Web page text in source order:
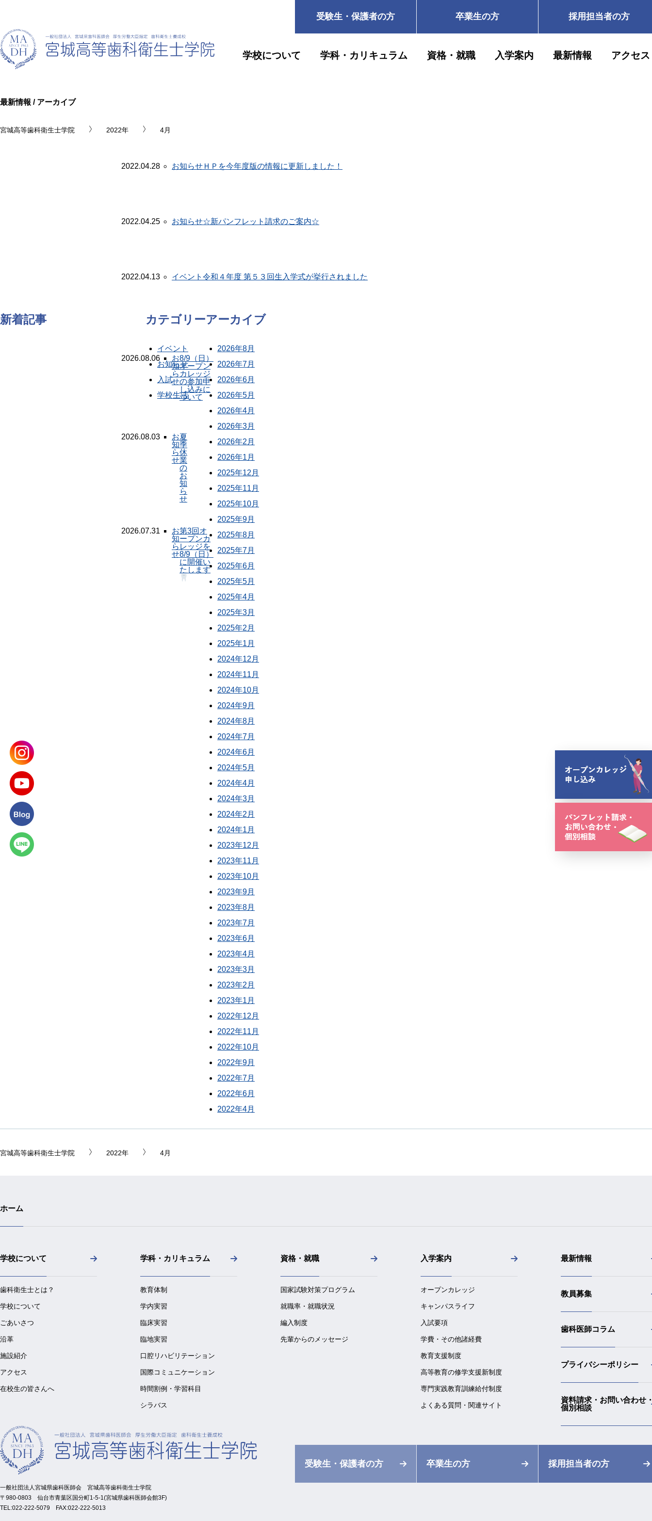
学校について 学科・カリキュラム 資格・就職 入学案内 最新情報 アクセス
受験生・保護者の方 卒業生の方 採用担当者の方
最新情報 / アーカイブ
宮城高等歯科衛生士学院 2022年 4月
2022.04.28 お知らせ ＨＰを今年度版の情報に更新しました！
2022.04.25 お知らせ☆新パンフレット請求のご案内☆
2022.04.13 イベント 令和４年度 第５３回生入学式が挙行されました
新着記事
2026.08.06
お
知
ら
せ
8/9（日）
オープン
カレッジ
の参加申
し込みに
ついて
2026.08.03
お
知
ら
せ
夏
季
休
業
の
お
知
ら
せ
2026.07.31
お
知
ら
せ
第3回オ
ープンカ
レッジを
8/9（日）
に開催い
たします
カテゴリー
イベント
お知らせ
入試
学校生活
アーカイブ
2026年8月
2026年7月
2026年6月
2026年5月
2026年4月
2026年3月
2026年2月
2026年1月
2025年12月
2025年11月
2025年10月
2025年9月
2025年8月
2025年7月
2025年6月
2025年5月
2025年4月
2025年3月
2025年2月
2025年1月
2024年12月
2024年11月
2024年10月
2024年9月
2024年8月
2024年7月
2024年6月
2024年5月
2024年4月
2024年3月
2024年2月
2024年1月
2023年12月
2023年11月
2023年10月
2023年9月
2023年8月
2023年7月
2023年6月
2023年4月
2023年3月
2023年2月
2023年1月
2022年12月
2022年11月
2022年10月
2022年9月
2022年7月
2022年6月
2022年4月
宮城高等歯科衛生士学院 2022年 4月
ホーム
学校について
歯科衛生士とは？
学校について
ごあいさつ
沿革
施設紹介
アクセス
在校生の皆さんへ
学科・カリキュラム
教育体制
学内実習
臨床実習
臨地実習
口腔リハビリテーション
国際コミュニケーション
時間割例・学習科目
シラバス
資格・就職
国家試験対策プログラム
就職率・就職状況
編入制度
先輩からのメッセージ
入学案内
オープンカレッジ
キャンパスライフ
入試要項
学費・その他諸経費
教育支援制度
高等教育の修学支援新制度
専門実践教育訓練給付制度
よくある質問・関連サイト
最新情報
教員募集
歯科医師コラム
プライバシーポリシー
資料請求・お問い合わせ
個別相談
受験生・保護者の方 卒業生の方 採用担当者の方
一般社団法人宮城県歯科医師会 宮城高等歯科衛生士学院
〒980-0803 仙台市青葉区国分町1-5-1(宮城県歯科医師会館3F)
TEL:022-222-5079 FAX:022-222-5013